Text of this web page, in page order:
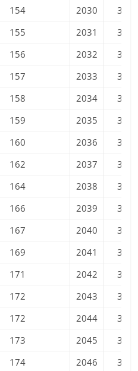
154 2030
351
155 2031
353
156 2032
356
157 2033
358
158 2034
361
159 2035
363
160 2036
366
162 2037
368
164 2038
370
166 2039
372
167 2040
374
169 2041
376
171 2042
378
172 2043
380
172 2044
382
173 2045
383
174 2046
385